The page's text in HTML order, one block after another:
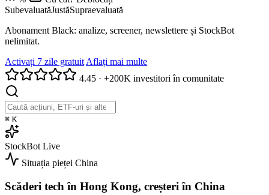
SubevaluatăJustăSupraevaluată
Abonament Black: analize, screener, newslettere și StockBot
nelimitat.
Activați 7 zile gratuit Aflați mai multe
4.45 · +200K investitori în comunitate
⌘ K
StockBot Live
Situația pieței China
Scăderi tech în Hong Kong, creșteri în China